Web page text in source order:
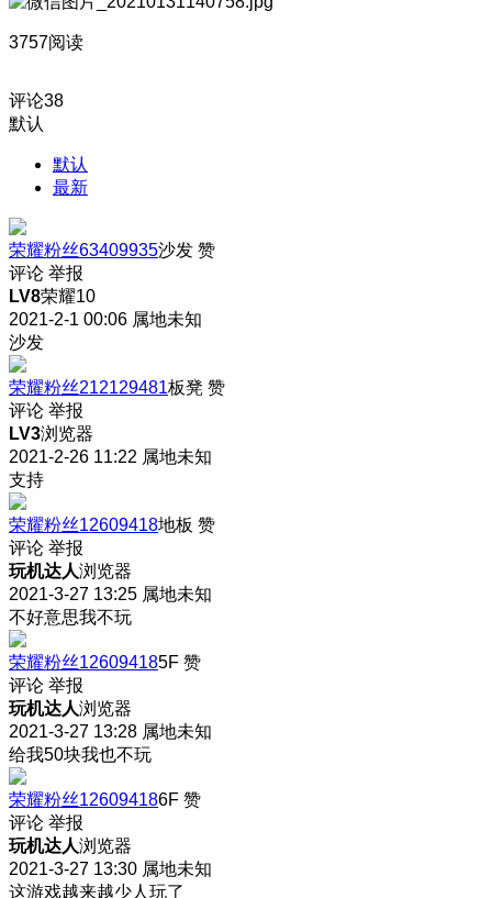
3757阅读
评论38
默认
默认
最新
荣耀粉丝63409935沙发 赞
评论 举报
LV8荣耀10
2021-2-1 00:06 属地未知
沙发
荣耀粉丝212129481板凳 赞
评论 举报
LV3浏览器
2021-2-26 11:22 属地未知
支持
荣耀粉丝12609418地板 赞
评论 举报
玩机达人浏览器
2021-3-27 13:25 属地未知
不好意思我不玩
荣耀粉丝126094185F 赞
评论 举报
玩机达人浏览器
2021-3-27 13:28 属地未知
给我50块我也不玩
荣耀粉丝126094186F 赞
评论 举报
玩机达人浏览器
2021-3-27 13:30 属地未知
这游戏越来越少人玩了